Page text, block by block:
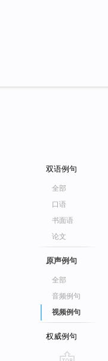
双语例句
全部
口语
书面语
论文
原声例句
全部
音频例句
视频例句
权威例句